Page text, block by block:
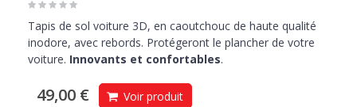
Tapis de sol voiture 3D, en caoutchouc de haute qualité
inodore, avec rebords. Protégeront le plancher de votre
voiture. Innovants et confortables.
49,00 € Voir produit